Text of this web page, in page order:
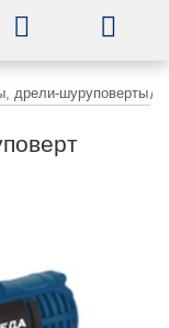
дрели-шуруповерты/